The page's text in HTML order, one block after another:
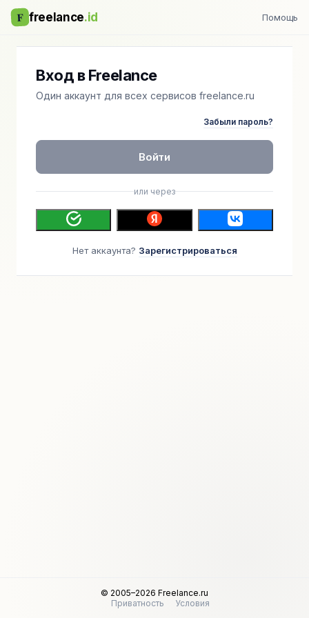
F freelance.id Помощь
Вход в Freelance
Один аккаунт для всех сервисов freelance.ru
Забыли пароль?
Войти
или через
Нет аккаунта? Зарегистрироваться
© 2005–2026 Freelance.ru
Приватность
Условия